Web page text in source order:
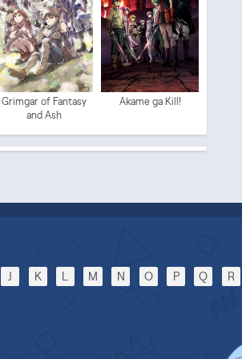
Grimgar of Fantasy
and Ash
Akame ga Kill!
J K L M N O P Q R